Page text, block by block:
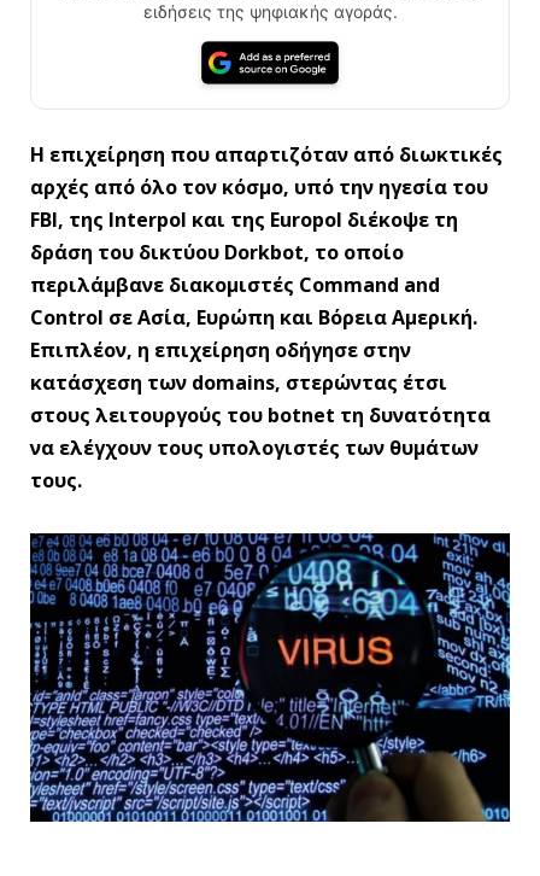
ειδήσεις της ψηφιακής αγοράς.
Η επιχείρηση που απαρτιζόταν από διωκτικές
αρχές από όλο τον κόσμο, υπό την ηγεσία του
FBI, της Interpol και της Europol διέκοψε τη
δράση του δικτύου Dorkbot, το οποίο
περιλάμβανε διακομιστές Command and
Control σε Ασία, Ευρώπη και Βόρεια Αμερική.
Επιπλέον, η επιχείρηση οδήγησε στην
κατάσχεση των domains, στερώντας έτσι
στους λειτουργούς του botnet τη δυνατότητα
να ελέγχουν τους υπολογιστές των θυμάτων
τους.